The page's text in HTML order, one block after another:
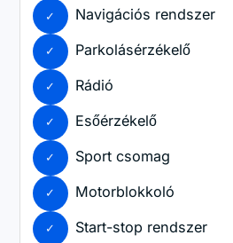
Navigációs rendszer
Parkolásérzékelő
Rádió
Esőérzékelő
Sport csomag
Motorblokkoló
Start-stop rendszer